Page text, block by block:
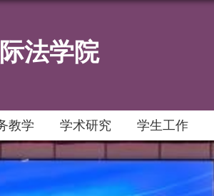
法学院
教学 学术研究 学生工作